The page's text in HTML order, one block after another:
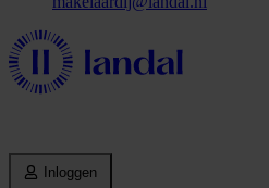
Inloggen